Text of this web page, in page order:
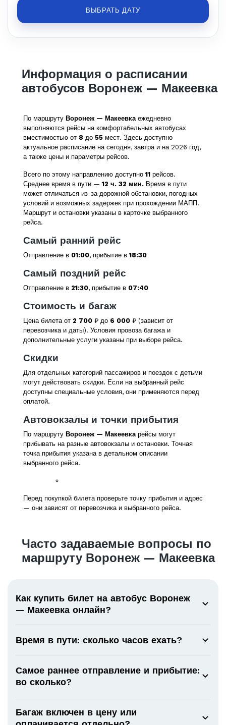
ВЫБРАТЬ ДАТУ
Информация о расписании
автобусов Воронеж — Макеевка
По маршруту Воронеж — Макеевкаежедневно
выполняются рейсы на комфортабельных автобусах
вместимостью от 8 до 55 мест. Здесь доступно
актуальное расписание на сегодня, завтра и на 2026 год,
а также цены и параметры рейсов.
Всего по этому направлению доступно11 рейсов.
Среднее время в пути —12 ч. 32 мин. Время в пути
может отличаться из-за дорожной обстановки, погодных
условий и возможных задержек при прохождении МАПП.
Маршрут и остановки указаны в карточке выбранного
рейса.
Самый ранний рейс
Отправление в 01:00, прибытие в18:30
Самый поздний рейс
Отправление в 21:30, прибытие в 07:40
Стоимость и багаж
Цена билета от 2 700 ₽ до 6 000 ₽ (зависит от
перевозчика и даты). Условия провоза багажа и
дополнительные услуги указаны при выборе рейса.
Скидки
Для отдельных категорий пассажиров и поездок с детьми
могут действовать скидки. Если на выбранный рейс
доступны специальные условия, они применяются перед
оплатой.
Автовокзалы и точки прибытия
По маршруту Воронеж — Макеевкарейсы могут
прибывать на разные автовокзалы и остановки. Точная
точка прибытия указана в детальном описании
выбранного рейса.
Перед покупкой билета проверьте точку прибытия и адрес
— они зависят от перевозчика и выбранного рейса.
Часто задаваемые вопросы по
маршруту Воронеж — Макеевка
Как купить билет на автобус Воронеж
— Макеевка онлайн?
Время в пути: сколько часов ехать?
Самое раннее отправление и прибытие:
во сколько?
Багаж включен в цену или